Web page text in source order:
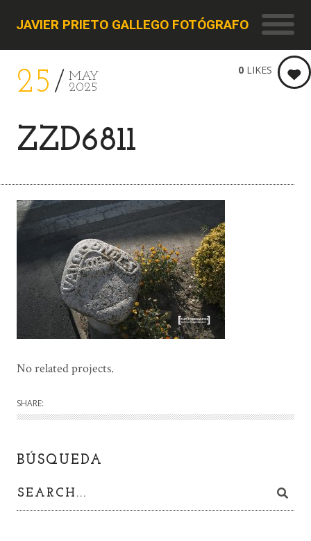
JAVIER PRIETO GALLEGO FOTÓGRAFO
25
MAY
2025
ZZD6811
0 LIKES
No related projects.
SHARE:
BÚSQUEDA